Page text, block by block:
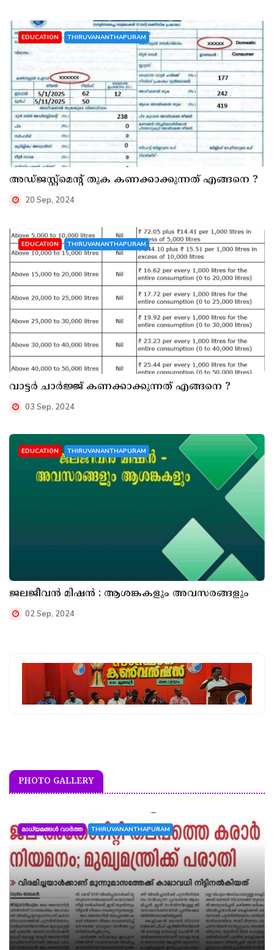
EDUCATION THIRUVANANTHAPURAM
അഡ്ജസ്റ്റ്മെന്റ് തുക കണക്കാക്കുന്നത് എങ്ങനെ ?
20 Sep, 2024
EDUCATION THIRUVANANTHAPURAM
വാട്ടർ ചാർജ്ജ് കണക്കാക്കുന്നത് എങ്ങനെ ?
03 Sep, 2024
EDUCATION THIRUVANANTHAPURAM
ജലജീവൻ മിഷൻ : ആശങ്കകളും അവസരങ്ങളും
02 Sep, 2024
PHOTO GALLERY
മാധ്യമങ്ങൾ വാർത്ത THIRUVANANTHAPURAM